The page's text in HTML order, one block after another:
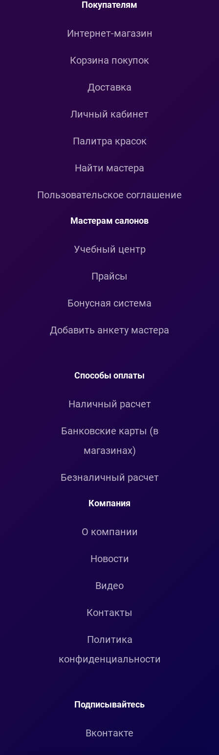
Покупателям
Интернет-магазин
Корзина покупок
Доставка
Личный кабинет
Палитра красок
Найти мастера
Пользовательское соглашение
Мастерам салонов
Учебный центр
Прайсы
Бонусная система
Добавить анкету мастера
Способы оплаты
Наличный расчет
Банковские карты (в
магазинах)
Безналичный расчет
Компания
О компании
Новости
Видео
Контакты
Политика
конфиденциальности
Подписывайтесь
Вконтакте